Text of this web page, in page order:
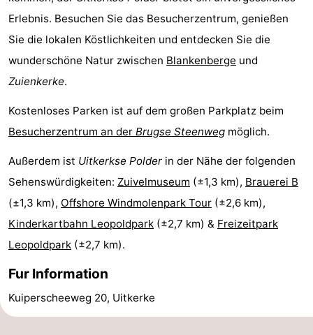
Forum
-
Parken
-
Adressen
Region
Zeeuws-
Vlaanderen
-
Nieuwvliet
-
Sluis
-
Erlebnis. Besuchen Sie das Besucherzentrum, genießen
Sie die lokalen Köstlichkeiten und entdecken Sie die
wunderschöne Natur zwischen Blankenberge und
Zuienkerke.
Kostenloses Parken ist auf dem großen Parkplatz beim
Besucherzentrum an der Brugse Steenweg möglich.
Außerdem ist Uitkerkse Polder in der Nähe der folgenden
Sehenswürdigkeiten: Zuivelmuseum (±1,3 km), Brauerei B
(±1,3 km), Offshore Windmolenpark Tour (±2,6 km),
Kinderkartbahn Leopoldpark (±2,7 km) & Freizeitpark
Leopoldpark (±2,7 km).
Fur Information
Kuiperscheeweg 20, Uitkerke